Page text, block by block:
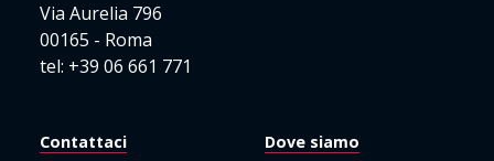
Via Aurelia 796
00165 - Roma
tel: +39 06 661 771
Contattaci Dove siamo